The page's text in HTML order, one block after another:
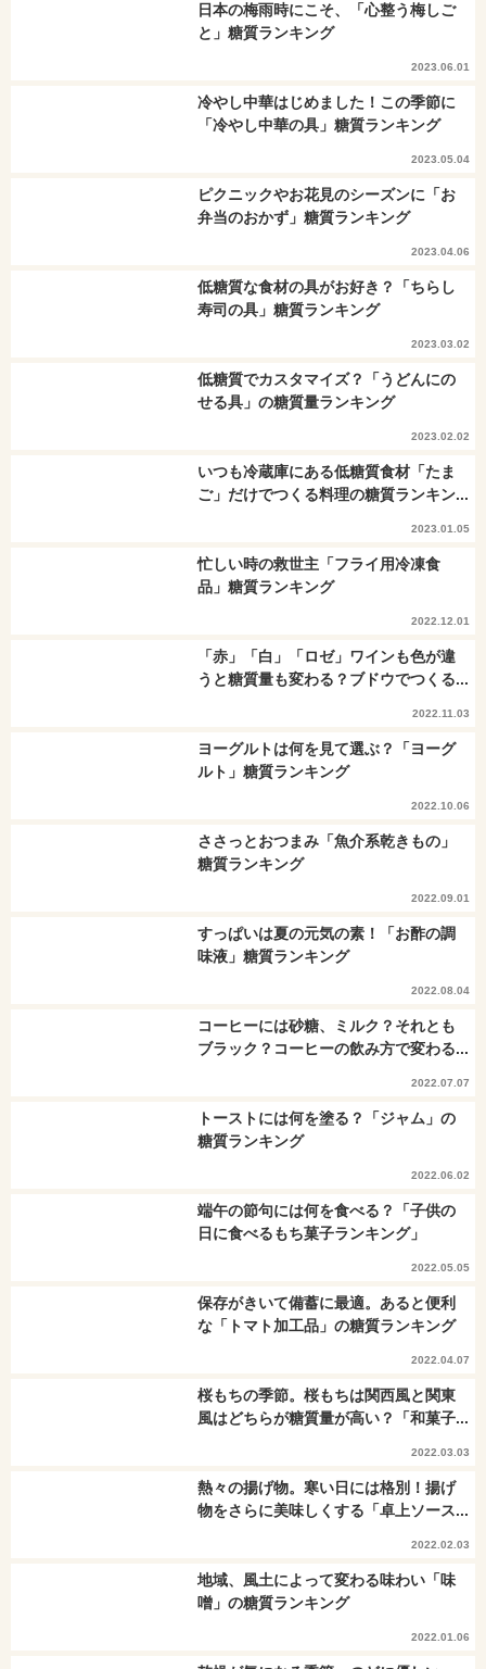
日本の梅雨時にこそ、「心整う梅しご
と」糖質ランキング
2023.06.01
冷やし中華はじめました！この季節に
「冷やし中華の具」糖質ランキング
2023.05.04
ピクニックやお花見のシーズンに「お
弁当のおかず」糖質ランキング
2023.04.06
低糖質な食材の具がお好き？「ちらし
寿司の具」糖質ランキング
2023.03.02
低糖質でカスタマイズ？「うどんにの
せる具」の糖質量ランキング
2023.02.02
いつも冷蔵庫にある低糖質食材「たま
ご」だけでつくる料理の糖質ランキン...
2023.01.05
忙しい時の救世主「フライ用冷凍食
品」糖質ランキング
2022.12.01
「赤」「白」「ロゼ」ワインも色が違
うと糖質量も変わる？ブドウでつくる...
2022.11.03
ヨーグルトは何を見て選ぶ？「ヨーグ
ルト」糖質ランキング
2022.10.06
ささっとおつまみ「魚介系乾きもの」
糖質ランキング
2022.09.01
すっぱいは夏の元気の素！「お酢の調
味液」糖質ランキング
2022.08.04
コーヒーには砂糖、ミルク？それとも
ブラック？コーヒーの飲み方で変わる...
2022.07.07
トーストには何を塗る？「ジャム」の
糖質ランキング
2022.06.02
端午の節句には何を食べる？「子供の
日に食べるもち菓子ランキング」
2022.05.05
保存がきいて備蓄に最適。あると便利
な「トマト加工品」の糖質ランキング
2022.04.07
桜もちの季節。桜もちは関西風と関東
風はどちらが糖質量が高い？「和菓子...
2022.03.03
熱々の揚げ物。寒い日には格別！揚げ
物をさらに美味しくする「卓上ソース...
2022.02.03
地域、風土によって変わる味わい「味
噌」の糖質ランキング
2022.01.06